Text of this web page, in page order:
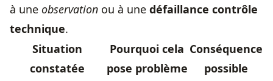
à une observation ou à une défaillance contrôle
technique.
Situation
constatée
Pourquoi cela
pose problème
Conséquence
possible